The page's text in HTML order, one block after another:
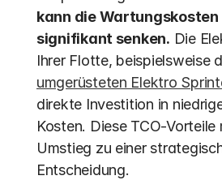
kann die Wartungskosten
signifikant senken. Die
umgerüsteten Elektro
direkte Investition in
Kosten. Diese TCO-Vorteile
Umstieg zu einer
Entscheidung.